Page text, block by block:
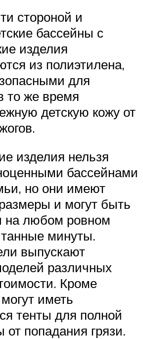
стороной и
бассейны с
изделия
из полиэтилена,
для
же время
детскую кожу от
изделия нельзя
бассейнами
но они имеют
и могут быть
на любом ровном
минуты.
выпускают
различных
Кроме
иметь
тенты для полной
попадания грязи.